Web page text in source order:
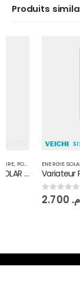
Produits
ENERGIE SOLAIRE,
د.م.2.700